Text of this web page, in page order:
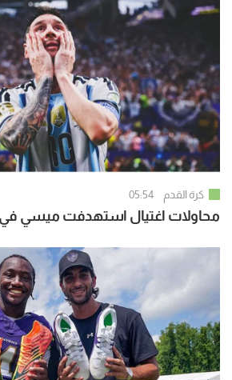
كرة القدم 05:54
محاولات اغتيال استهدفت ميسي في